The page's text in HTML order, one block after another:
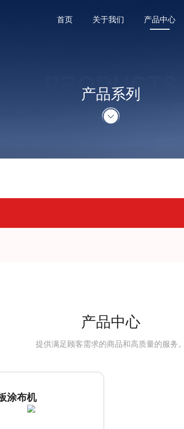
首页 关于我们 产品中心
PRODUCTS
产品系列
产品中心
提供满足顾客需求的商品和高质量的服务。
涂布机